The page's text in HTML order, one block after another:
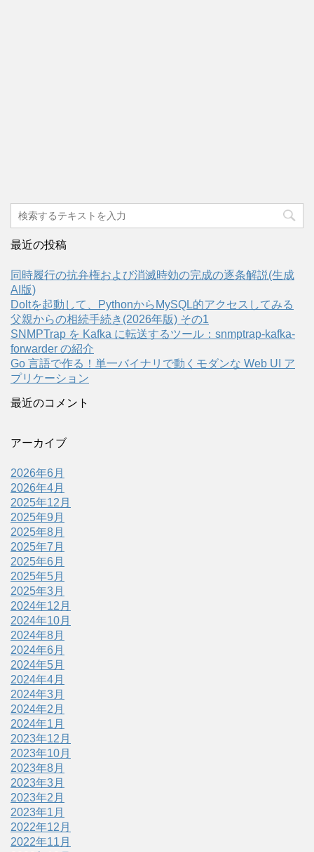
最近の投稿
同時履行の抗弁権および消滅時効の完成の逐条解説(生成
AI版)
Doltを起動して、PythonからMySQL的アクセスしてみる
父親からの相続手続き(2026年版) その1
SNMPTrap を Kafka に転送するツール：snmptrap-kafka-
forwarder の紹介
Go 言語で作る！単一バイナリで動くモダンな Web UI ア
プリケーション
最近のコメント
アーカイブ
2026年6月
2026年4月
2025年12月
2025年9月
2025年8月
2025年7月
2025年6月
2025年5月
2025年3月
2024年12月
2024年10月
2024年8月
2024年6月
2024年5月
2024年4月
2024年3月
2024年2月
2024年1月
2023年12月
2023年10月
2023年8月
2023年3月
2023年2月
2023年1月
2022年12月
2022年11月